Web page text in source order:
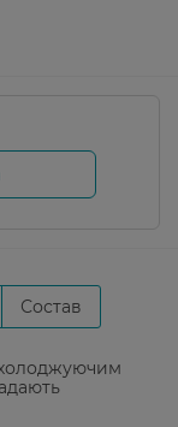
Состав